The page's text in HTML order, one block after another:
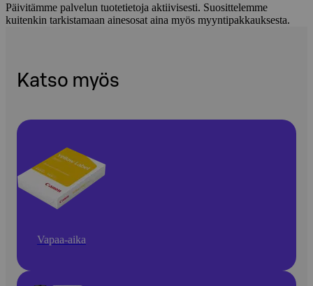
Päivitämme palvelun tuotetietoja aktiivisesti. Suosittelemme
kuitenkin tarkistamaan ainesosat aina myös myyntipakkauksesta.
Katso myös
Vapaa-aika